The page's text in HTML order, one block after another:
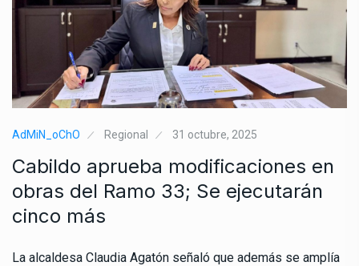
AdMiN_oChO Regional 31 octubre, 2025
Cabildo aprueba modificaciones en
obras del Ramo 33; Se ejecutarán
cinco más
La alcaldesa Claudia Agatón señaló que además se amplía